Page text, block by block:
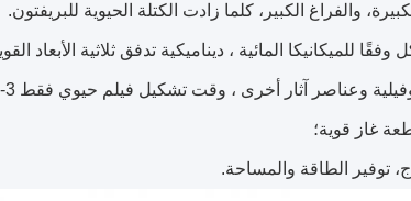
والفراغ الكبير، كلما زادت الكتلة الحيوية للبريفتون.
للميكانيكا المائية ، ديناميكية تدفق ثلاثية الأبعاد
وعناصر آثار أخرى ، وقت تشكيل فيلم حيوي فقط 3-15 يومًا.
غاز قوية؛
توفير الطاقة والمساحة.